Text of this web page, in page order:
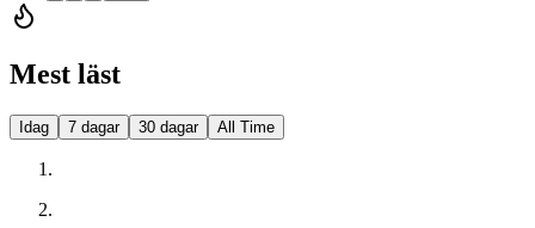
Mest läst
Idag 7 dagar 30 dagar All Time